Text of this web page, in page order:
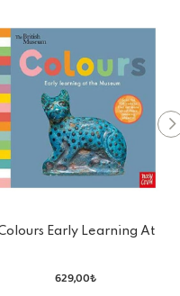
Early Learning At
629,00₺